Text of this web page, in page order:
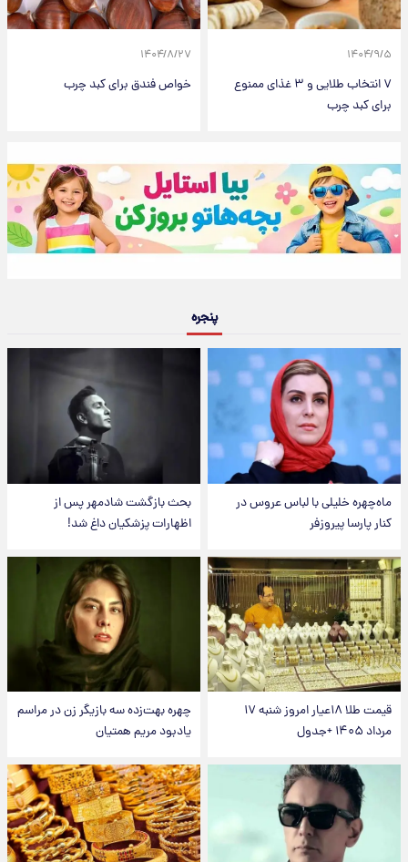
۱۴۰۴/۹/۵
۷ انتخاب طلایی و ۳ غذای ممنوع
برای کبد چرب
۱۴۰۴/۸/۲۷
خواص فندق برای کبد چرب
پنجره
ماه‌چهره خلیلی با لباس عروس در
کنار پارسا پیروزفر
بحث بازگشت شادمهر پس از
اظهارات پزشکیان داغ شد!
قیمت طلا ۱۸عیار امروز شنبه ۱۷
مرداد ۱۴۰۵ +جدول
چهره بهت‌زده سه بازیگر زن در مراسم
یادبود مریم همتیان